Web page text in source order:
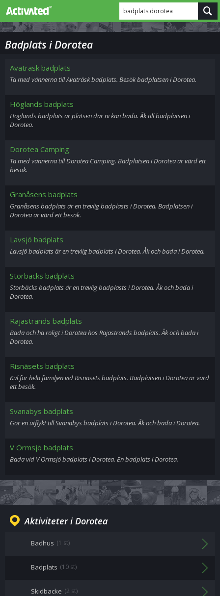
badplats dorotea
Badplats i Dorotea
Avaträsk badplats
Ta med vännerna till Avaträsk badplats. Besök badplatsen i Dorotea.
Höglands badplats
Höglands badplats är platsen där ni kan bada. Åk till badplatsen i
Dorotea.
Dorotea Camping
Ta med vännerna till Dorotea Camping. Badplatsen i Dorotea är värd ett
besök.
Granåsens badplats
Granåsens badplats är en trevlig badplasts i Dorotea. Badplatsen i
Dorotea är värd ett besök.
Lavsjö badplats
Lavsjö badplats är en trevlig badplats i Dorotea. Åk och bada i Dorotea.
Storbäcks badplats
Storbäcks badplats är en trevlig badplasts i Dorotea. Åk och bada i
Dorotea.
Rajastrands badplats
Bada och ha roligt i Dorotea hos Rajastrands badplats. Åk och bada i
Dorotea.
Risnäsets badplats
Kul för hela familjen vid Risnäsets badplats. Badplatsen i Dorotea är värd
ett besök.
Svanabys badplats
Gör en utflykt till Svanabys badplats i Dorotea. Åk och bada i Dorotea.
V Ormsjö badplats
Bada vid V Ormsjö badplats i Dorotea. En badplats i Dorotea.
Aktiviteter i Dorotea
Badhus (1 st)
Badplats (10 st)
Skidbacke (2 st)